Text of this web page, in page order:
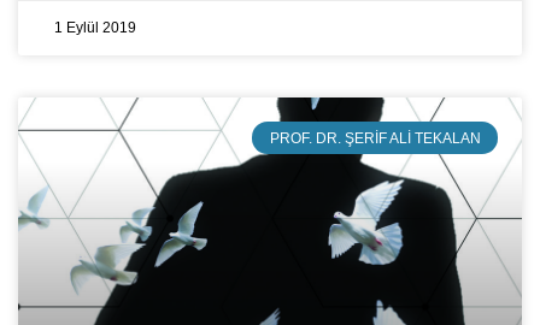
1 Eylül 2019
PROF. DR. ŞERIF ALI TEKALAN